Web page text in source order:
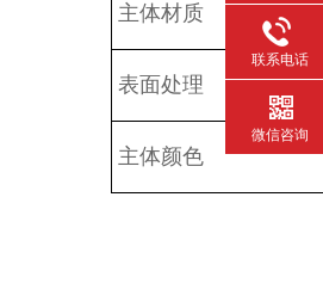
主体材质
表面处理
主体颜色
联系电话
微信咨询